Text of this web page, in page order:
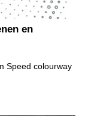
en
Speed colourway